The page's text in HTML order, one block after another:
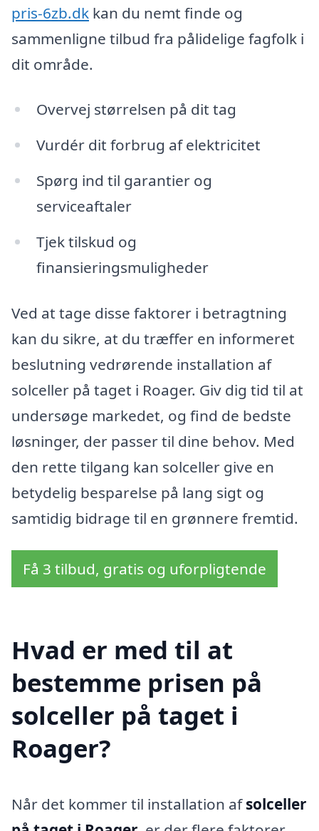
pris-6zb.dk kan du nemt finde og
sammenligne tilbud fra pålidelige fagfolk i
dit område.
Overvej størrelsen på dit tag
Vurdér dit forbrug af elektricitet
Spørg ind til garantier og
serviceaftaler
Tjek tilskud og
finansieringsmuligheder
Ved at tage disse faktorer i betragtning
kan du sikre, at du træffer en informeret
beslutning vedrørende installation af
solceller på taget i Roager. Giv dig tid til at
undersøge markedet, og find de bedste
løsninger, der passer til dine behov. Med
den rette tilgang kan solceller give en
betydelig besparelse på lang sigt og
samtidig bidrage til en grønnere fremtid.
Få 3 tilbud, gratis og uforpligtende
Hvad er med til at
bestemme prisen på
solceller på taget i
Roager?
Når det kommer til installation afsolceller